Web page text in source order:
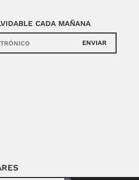
CADA MAÑANA
ENVIAR